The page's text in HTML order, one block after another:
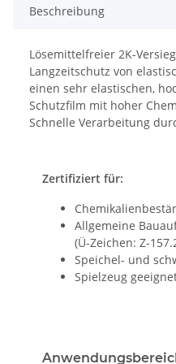
Beschreibung
Lösemittelfreier 2K-
Langzeitschutz von
einen sehr elastischen,
Schutzfilm mit hoher
Schnelle Verarbeitung
Zertifiziert für:
Allgemeine
(Ü-Zeichen: Z-
Speichel- und
Spielzeug